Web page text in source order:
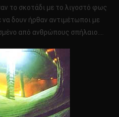
το σκοτάδι με το λιγοστό φως
δουν ήρθαν αντιμέτωποι με
από ανθρώπους σπήλαιο….